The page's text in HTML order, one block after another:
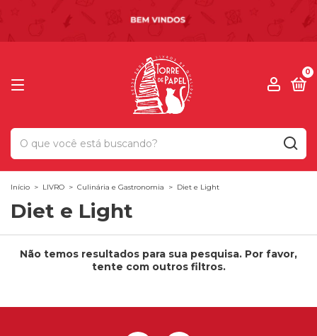
0
Início > LIVRO > Culinária e Gastronomia > Diet e Light
Diet e Light
Não temos resultados para sua pesquisa. Por favor,
tente com outros filtros.